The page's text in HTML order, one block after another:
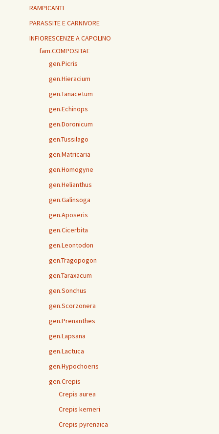
RAMPICANTI
PARASSITE E CARNIVORE
INFIORESCENZE A CAPOLINO
fam.COMPOSITAE
gen.Picris
gen.Hieracium
gen.Tanacetum
gen.Echinops
gen.Doronicum
gen.Tussilago
gen.Matricaria
gen.Homogyne
gen.Helianthus
gen.Galinsoga
gen.Aposeris
gen.Cicerbita
gen.Leontodon
gen.Tragopogon
gen.Taraxacum
gen.Sonchus
gen.Scorzonera
gen.Prenanthes
gen.Lapsana
gen.Lactuca
gen.Hypochoeris
gen.Crepis
Crepis aurea
Crepis kerneri
Crepis pyrenaica